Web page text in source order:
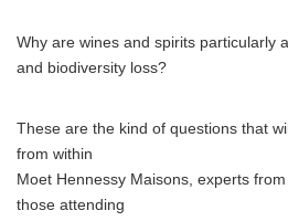
Why are wines and spirits particularly
and biodiversity loss?
These are the kind of questions that
from within
Moet Hennessy Maisons, experts
those attending